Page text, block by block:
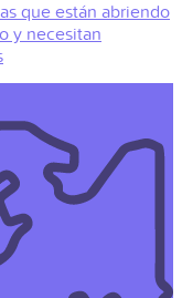
que están abriendo
y necesitan